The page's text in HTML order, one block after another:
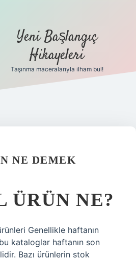
Yeni Başlangıç
Hikayeleri
Taşınma maceralarıyla ilham bul!
NE DEMEK
ÜRÜN NE?
Genellikle haftanın
kataloglar haftanın son
Bazı ürünlerin stok